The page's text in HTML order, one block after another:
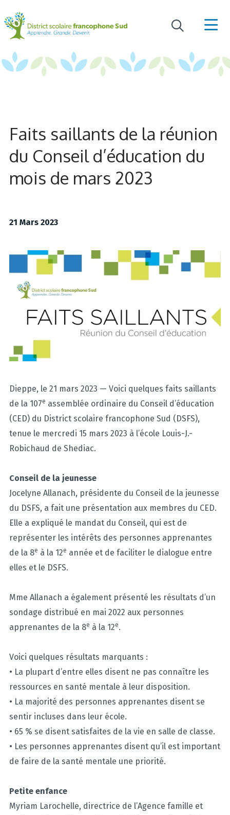
Faits saillants de la réunion
du Conseil d’éducation du
mois de mars 2023
21 Mars 2023
Dieppe, le 21 mars 2023 — Voici quelques faits saillants
de la 107e assemblée ordinaire du Conseil d’éducation
(CED) du District scolaire francophone Sud (DSFS),
tenue le mercredi 15 mars 2023 à l’école Louis-J.-
Robichaud de Shediac.
Conseil de la jeunesse
Jocelyne Allanach, présidente du Conseil de la jeunesse
du DSFS, a fait une présentation aux membres du CED.
Elle a expliqué le mandat du Conseil, qui est de
représenter les intérêts des personnes apprenantes
de la 8e à la 12e année et de faciliter le dialogue entre
elles et le DSFS.
Mme Allanach a également présenté les résultats d’un
sondage distribué en mai 2022 aux personnes
apprenantes de la 8e à la 12e.
Voici quelques résultats marquants :
• La plupart d’entre elles disent ne pas connaître les
ressources en santé mentale à leur disposition.
• La majorité des personnes apprenantes disent se
sentir incluses dans leur école.
• 65 % se disent satisfaites de la vie en salle de classe.
• Les personnes apprenantes disent qu’il est important
de faire de la santé mentale une priorité.
Petite enfance
Myriam Larochelle, directrice de l’Agence famille et